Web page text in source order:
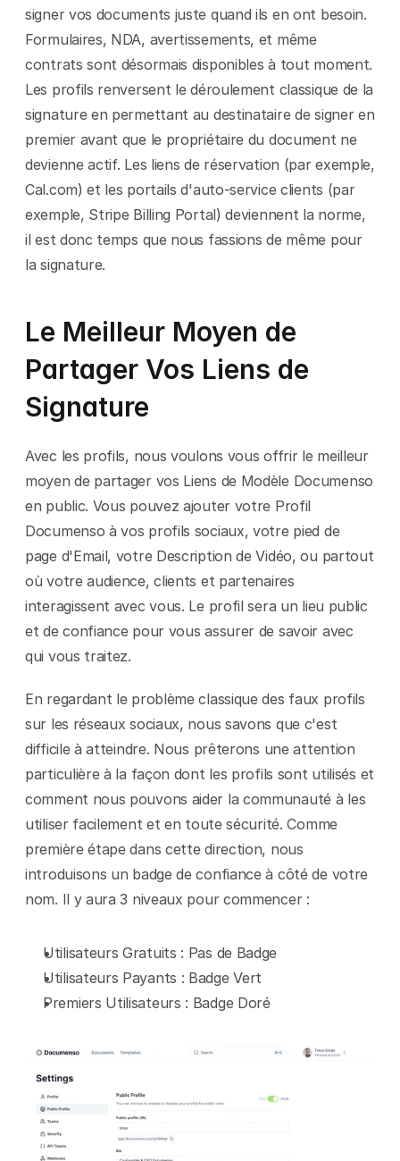
signer vos documents juste quand ils en ont besoin.
Formulaires, NDA, avertissements, et même
contrats sont désormais disponibles à tout moment.
Les profils renversent le déroulement classique de la
signature en permettant au destinataire de signer en
premier avant que le propriétaire du document ne
devienne actif. Les liens de réservation (par exemple,
Cal.com) et les portails d'auto-service clients (par
exemple, Stripe Billing Portal) deviennent la norme,
il est donc temps que nous fassions de même pour
la signature.
Le Meilleur Moyen de
Partager Vos Liens de
Signature
Avec les profils, nous voulons vous offrir le meilleur
moyen de partager vos Liens de Modèle Documenso
en public. Vous pouvez ajouter votre Profil
Documenso à vos profils sociaux, votre pied de
page d'Email, votre Description de Vidéo, ou partout
où votre audience, clients et partenaires
interagissent avec vous. Le profil sera un lieu public
et de confiance pour vous assurer de savoir avec
qui vous traitez.
En regardant le problème classique des faux profils
sur les réseaux sociaux, nous savons que c'est
difficile à atteindre. Nous prêterons une attention
particulière à la façon dont les profils sont utilisés et
comment nous pouvons aider la communauté à les
utiliser facilement et en toute sécurité. Comme
première étape dans cette direction, nous
introduisons un badge de confiance à côté de votre
nom. Il y aura 3 niveaux pour commencer :
Utilisateurs Gratuits : Pas de Badge
Utilisateurs Payants : Badge Vert
Premiers Utilisateurs : Badge Doré